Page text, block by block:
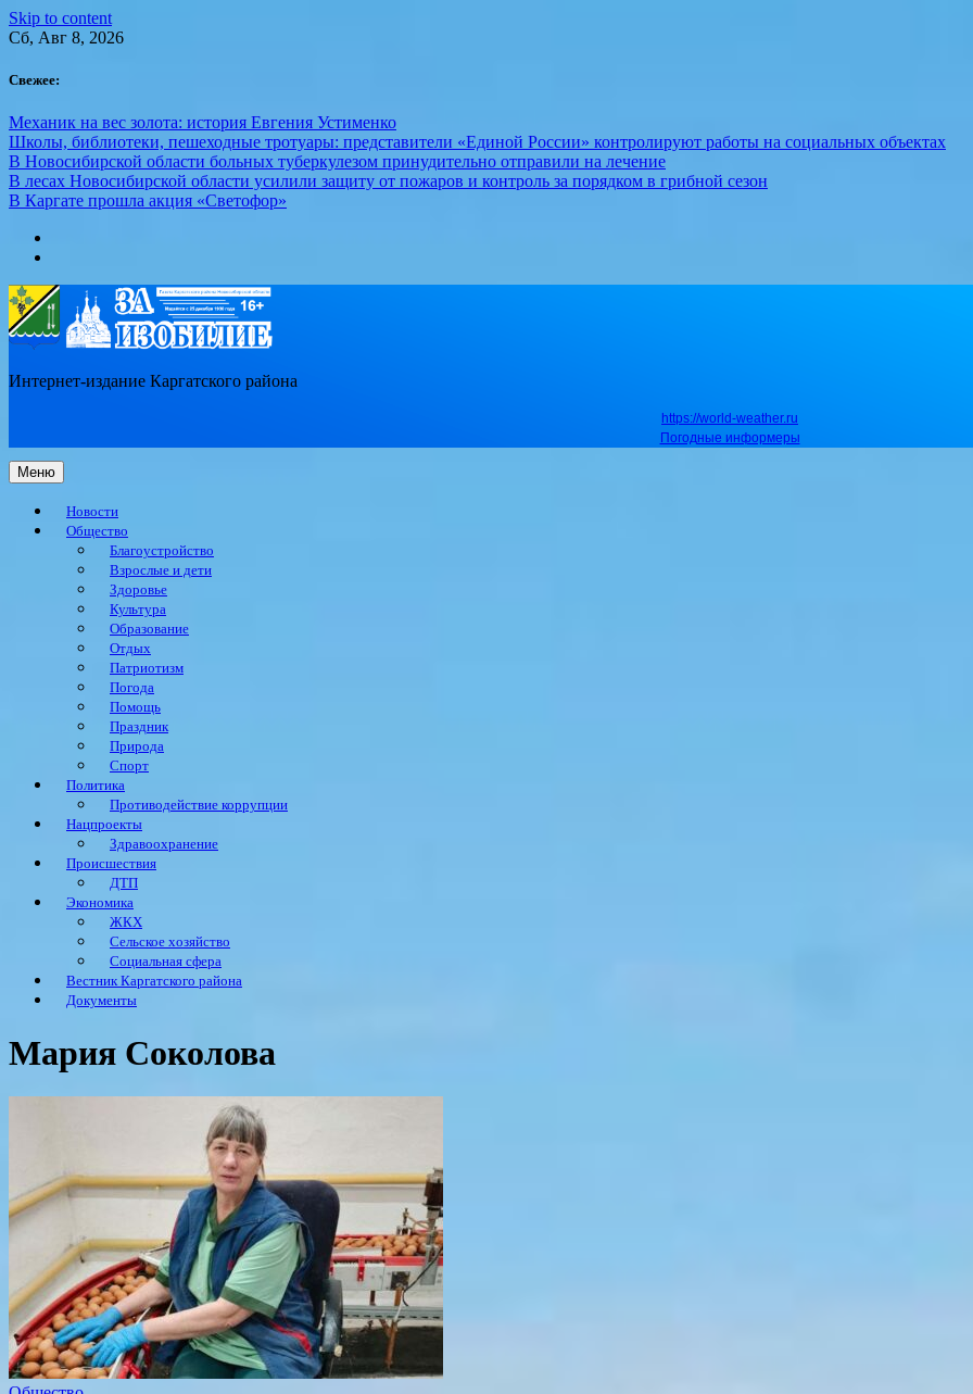
Skip to content
Сб, Авг 8, 2026
Свежее:
Механик на вес золота: история Евгения Устименко
Школы, библиотеки, пешеходные тротуары: представители «Единой России» контролируют работы на социальных объектах
В Новосибирской области больных туберкулезом принудительно отправили на лечение
В лесах Новосибирской области усилили защиту от пожаров и контроль за порядком в грибной сезон
В Каргате прошла акция «Светофор»
Интернет-издание Каргатского района
https://world-weather.ru
Погодные информеры
Меню
Новости
Общество
Благоустройство
Взрослые и дети
Здоровье
Культура
Образование
Отдых
Патриотизм
Погода
Помощь
Праздник
Природа
Спорт
Политика
Противодействие коррупции
Нацпроекты
Здравоохранение
Происшествия
ДТП
Экономика
ЖКХ
Сельское хозяйство
Социальная сфера
Вестник Каргатского района
Документы
Мария Соколова